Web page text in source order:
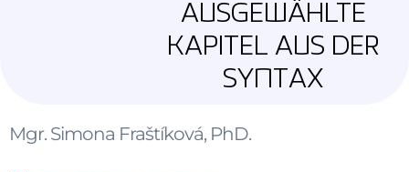
AUSGEWÄHLTE
KAPITEL AUS DER
SYNTAX
Mgr. Simona Fraštíková, PhD.